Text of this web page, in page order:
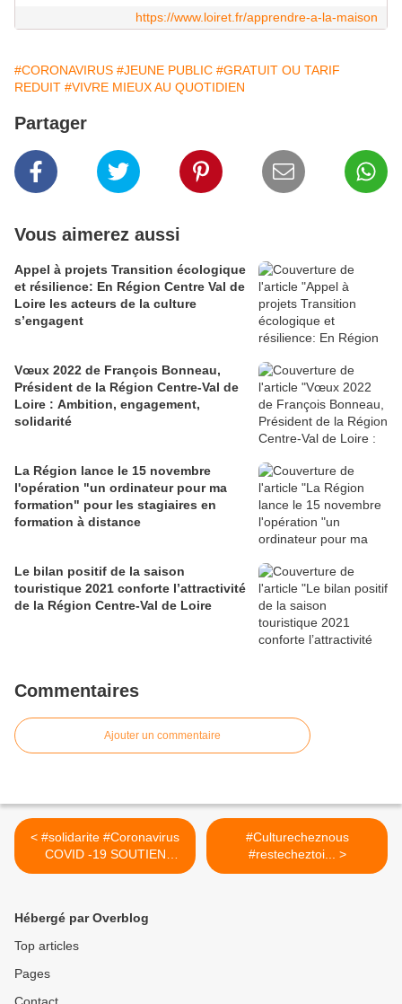
https://www.loiret.fr/apprendre-a-la-maison
#CORONAVIRUS #JEUNE PUBLIC #GRATUIT OU TARIF
REDUIT #VIVRE MIEUX AU QUOTIDIEN
Partager
Vous aimerez aussi
Appel à projets Transition écologique
et résilience: En Région Centre Val de
Loire les acteurs de la culture
s’engagent
Vœux 2022 de François Bonneau,
Président de la Région Centre-Val de
Loire : Ambition, engagement,
solidarité
La Région lance le 15 novembre
l'opération "un ordinateur pour ma
formation" pour les stagiaires en
formation à distance
Le bilan positif de la saison
touristique 2021 conforte l’attractivité
de la Région Centre-Val de Loire
Commentaires
Ajouter un commentaire
< #solidarite #Coronavirus
COVID -19 SOUTIEN
AUX...
#Culturecheznous
#restecheztoi... >
Hébergé par Overblog
Top articles
Pages